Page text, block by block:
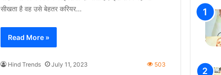
सीखता है वह उसे बेहतर करियर…
Read More »
Hind Trends July 11, 2023 503